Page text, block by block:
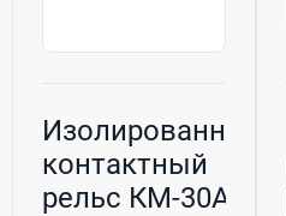
Изолированный
контактный
рельс КМ-30А